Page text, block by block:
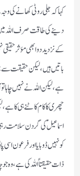
کہا کہ جلی روٹی کھانے کی
دینے کی طاقت صرف اللہ
کے نزدید دوا بھی مؤثر
باتیں ہیں، لیکن حقیقت
ہے، لیکن اللہ نے نہیں چاہا
چھری کا کام کاٹنے ہی کا
اسماعیل ؑ کی گردن سلامت
کو نہیں ڈوبایا اور فرعون
ذات حقیقتاً اللہ کی ہے، وہ